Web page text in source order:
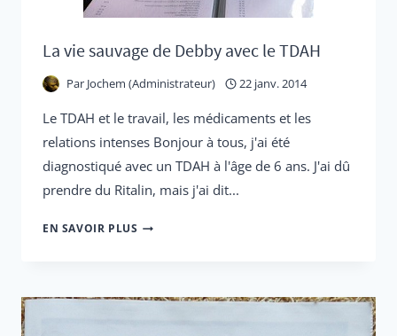
La vie sauvage de Debby avec le TDAH
Par Jochem (Administrateur) 22 janv. 2014
Le TDAH et le travail, les médicaments et les
relations intenses Bonjour à tous, j'ai été
diagnostiqué avec un TDAH à l'âge de 6 ans. J'ai dû
prendre du Ritalin, mais j'ai dit...
EN SAVOIR PLUS LA
DE